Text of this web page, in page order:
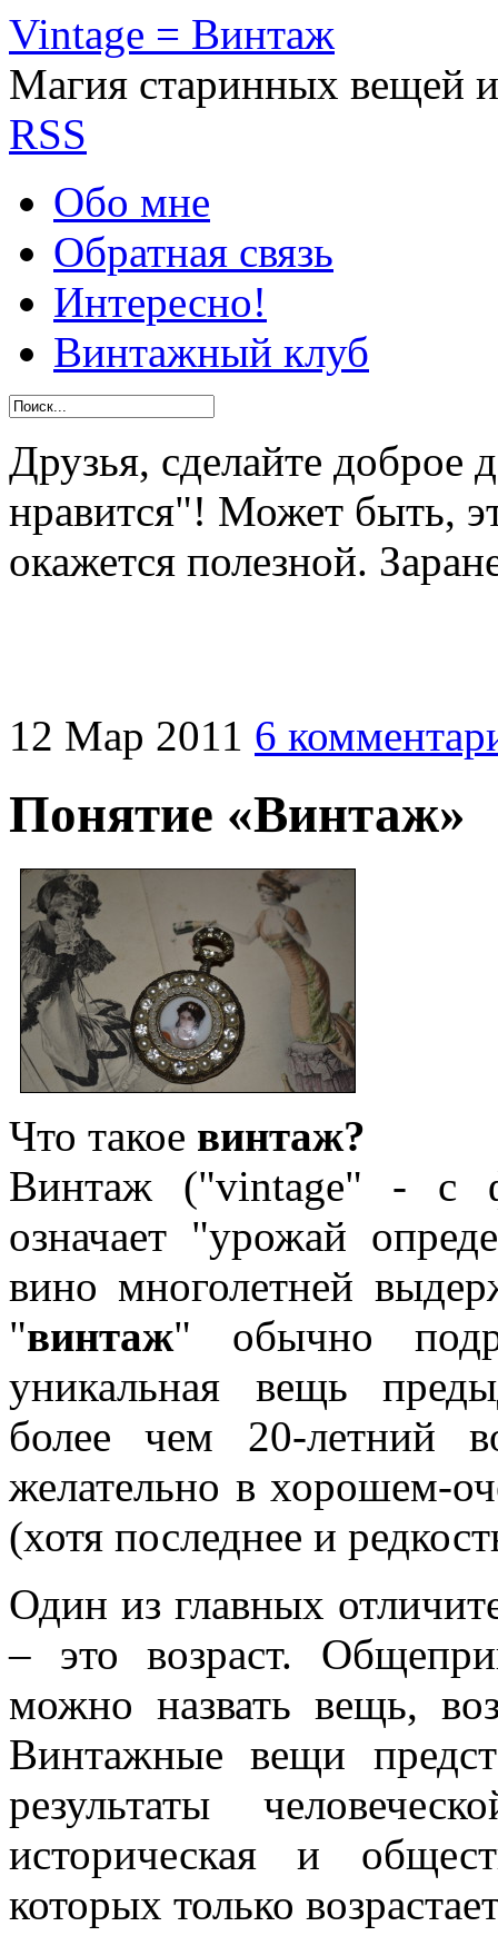
Vintage = Винтаж
Магия старинных вещей
RSS
Обо мне
Обратная связь
Интересно!
Винтажный клуб
Друзья, сделайте
нравится"! Может быть,
окажется полезной.
12 Мар 2011 6
Понятие «Винтаж»
Что такое винтаж?
Винтаж ("vintage" - с
означает "урожай
вино многолетней
"винтаж" обычно
уникальная вещь
более чем 20-летний
желательно в хорошем-
(хотя последнее и
Один из главных
– это возраст.
можно назвать вещь,
Винтажные вещи
результаты
историческая и
которых только